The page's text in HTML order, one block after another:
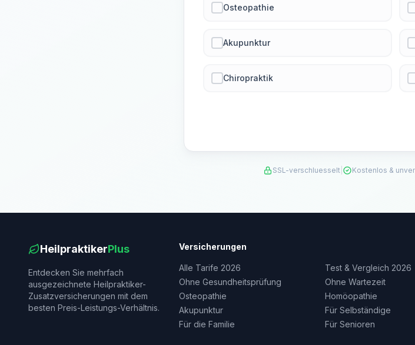
Osteopathie
Akupunktur
Chiropraktik
SSL-verschluesselt| Kostenlos &
HeilpraktikerPlus
Entdecken Sie mehrfach
ausgezeichnete Heilpraktiker-
Zusatzversicherungen mit dem
besten Preis-Leistungs-Verhältnis.
Versicherungen
Alle Tarife 2026
Test & Vergleich 2026
Ohne Gesundheitsprüfung
Ohne Wartezeit
Osteopathie
Homöopathie
Akupunktur
Für Selbständige
Für die Familie
Für Senioren